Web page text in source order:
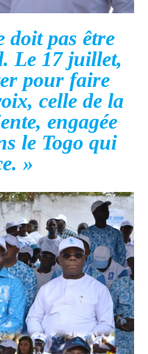
doit pas être
Le 17 juillet,
pour faire
celle de la
engagée
le Togo qui
»